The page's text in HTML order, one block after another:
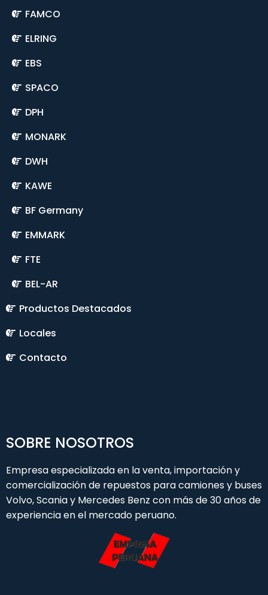
FAMCO
ELRING
EBS
SPACO
DPH
MONARK
DWH
KAWE
BF Germany
EMMARK
FTE
BEL-AR
Productos Destacados
Locales
Contacto
SOBRE NOSOTROS
Empresa especializada en la venta, importación y
comercialización de repuestos para camiones y buses
Volvo, Scania y Mercedes Benz con más de 30 años de
experiencia en el mercado peruano.